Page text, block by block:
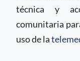
técnica y
comunitaria
uso de la